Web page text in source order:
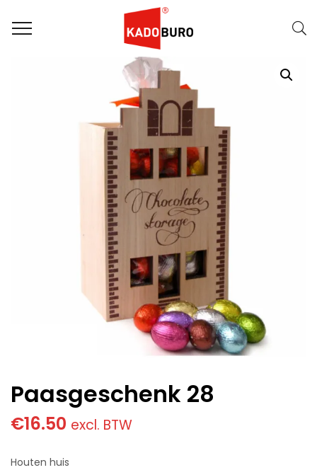
Home Paasgeschenken Paasgeschenk 28
Paasgeschenk 28
€16.50 excl. BTW
Houten huis